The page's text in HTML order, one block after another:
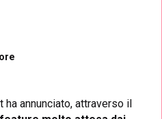
annunciato, attraverso il